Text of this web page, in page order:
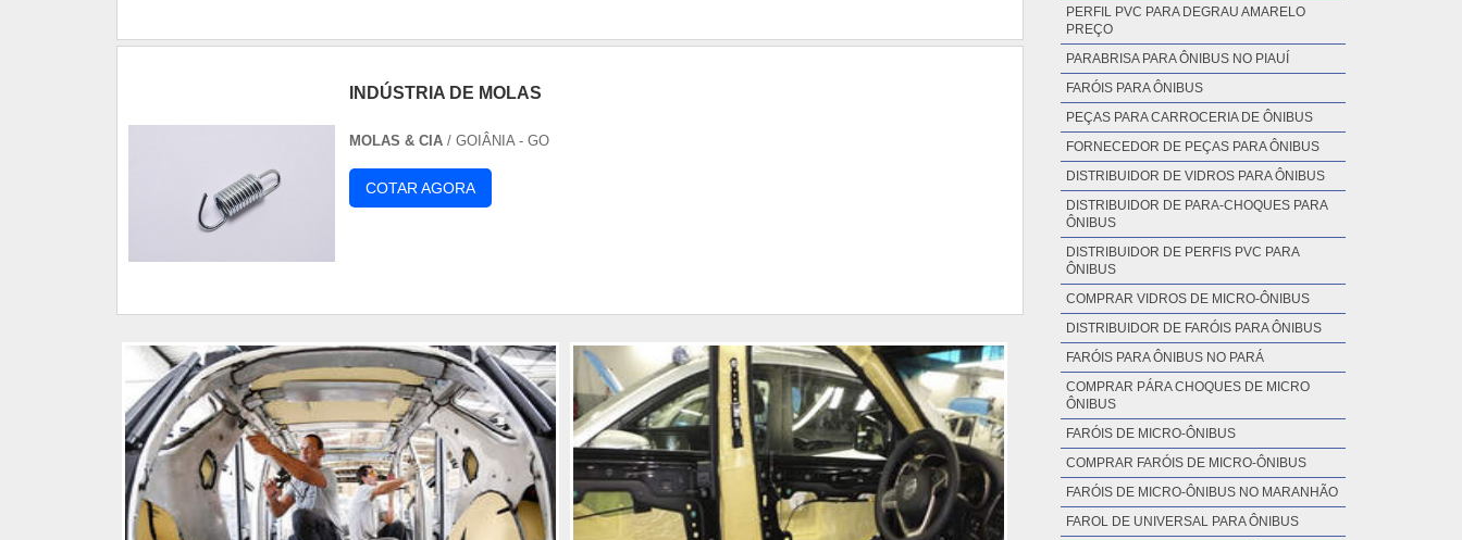
INDÚSTRIA DE MOLAS
MOLAS & CIA / GOIÂNIA - GO
COTAR AGORA
PERFIL PVC PARA DEGRAU AMARELO
PREÇO
PARABRISA PARA ÔNIBUS NO PIAUÍ
FARÓIS PARA ÔNIBUS
PEÇAS PARA CARROCERIA DE ÔNIBUS
FORNECEDOR DE PEÇAS PARA ÔNIBUS
DISTRIBUIDOR DE VIDROS PARA ÔNIBUS
DISTRIBUIDOR DE PARA-CHOQUES PARA
ÔNIBUS
DISTRIBUIDOR DE PERFIS PVC PARA
ÔNIBUS
COMPRAR VIDROS DE MICRO-ÔNIBUS
DISTRIBUIDOR DE FARÓIS PARA ÔNIBUS
FARÓIS PARA ÔNIBUS NO PARÁ
COMPRAR PÁRA CHOQUES DE MICRO
ÔNIBUS
FARÓIS DE MICRO-ÔNIBUS
COMPRAR FARÓIS DE MICRO-ÔNIBUS
FARÓIS DE MICRO-ÔNIBUS NO MARANHÃO
FAROL DE UNIVERSAL PARA ÔNIBUS